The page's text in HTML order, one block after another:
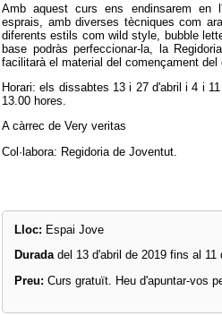
Amb aquest curs ens endinsarem en
esprais, amb diverses tècniques com
diferents estils com wild style, bubble
base podràs perfeccionar-la, la
facilitarà el material del començament del
Horari: els dissabtes 13 i 27 d'abril i 4 i
13.00 hores.
A càrrec de Very veritas
Col·labora: Regidoria de Joventut.
Lloc: Espai Jove
Duradadel 13 d'abril de 2019 fins al 11
Preu:Curs gratuït. Heu d'apuntar-vos